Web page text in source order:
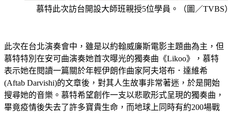
慕特此次訪台開設大師班親授5位學員。（圖／TVBS
此次在台北演奏會中，雖是以約翰威廉斯電影主題曲為主，但
慕特特別在安可曲演奏她首次曝光的獨奏曲《Likoo》，慕特
表示她在閱讀一篇關於年輕伊朗作曲家阿夫塔布．達維希
(Aftab Darvishi)的文章後，對其人生故事非常著迷，於是開始
搜尋她的音樂。慕特希望創作一支以悲歌形式呈現的獨奏曲，
畢竟疫情後失去了許多寶貴生命，而地球上同時有約200場戰